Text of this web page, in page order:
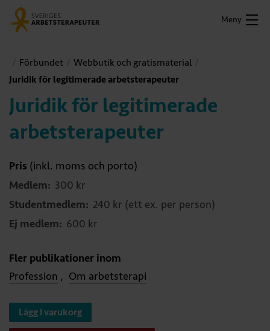
Meny
Förbundet
Webbutik och gratismaterial
Juridik för legitimerade arbetsterapeuter
Juridik för legitimerade
arbetsterapeuter
Pris (inkl. moms och porto)
Medlem: 300 kr
Studentmedlem: 240 kr (ett ex. per person)
Ej medlem: 600 kr
Fler publikationer inom
Profession
Om arbetsterapi
Lägg i varukorg